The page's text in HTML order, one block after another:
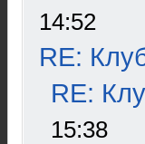
14:52
RE:
RE:
15:38